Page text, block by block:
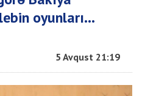
oyunları...
5 Avqust 21:19